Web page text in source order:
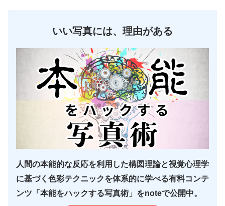
いい写真には、理由がある
人間の本能的な反応を利用した構図理論と視覚心理学
に基づく色彩テクニックを体系的に学べる有料コンテ
ンツ「本能をハックする写真術」をnoteで公開中。